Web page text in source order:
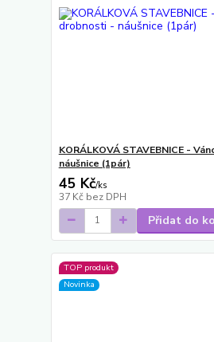
KORÁLKOVÁ STAVEBNICE -
náušnice (1pár)
45 Kč/ks
37 Kč bez DPH
Přidat do
TOP produkt
Novinka